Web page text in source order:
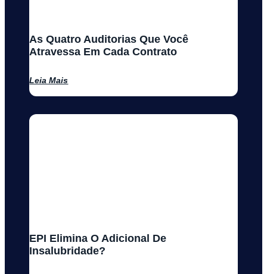
As Quatro Auditorias Que Você
Atravessa Em Cada Contrato
Leia Mais
EPI Elimina O Adicional De
Insalubridade?